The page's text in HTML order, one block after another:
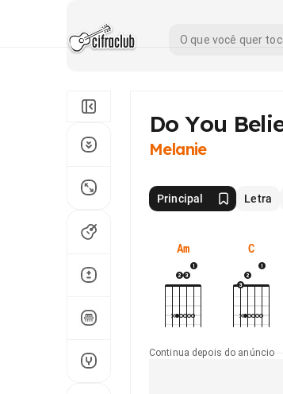
Do You
Melanie
Principal Letra
Am C
Continua depois do anúncio